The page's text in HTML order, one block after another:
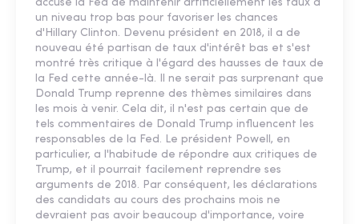
accusé la Fed de maintenir artificiellement les taux à
un niveau trop bas pour favoriser les chances
d'Hillary Clinton. Devenu président en 2018, il a de
nouveau été partisan de taux d'intérêt bas et s'est
montré très critique à l'égard des hausses de taux de
la Fed cette année-là. Il ne serait pas surprenant que
Donald Trump reprenne des thèmes similaires dans
les mois à venir. Cela dit, il n'est pas certain que de
tels commentaires de Donald Trump influencent les
responsables de la Fed. Le président Powell, en
particulier, a l'habitude de répondre aux critiques de
Trump, et il pourrait facilement reprendre ses
arguments de 2018. Par conséquent, les déclarations
des candidats au cours des prochains mois ne
devraient pas avoir beaucoup d'importance, voire